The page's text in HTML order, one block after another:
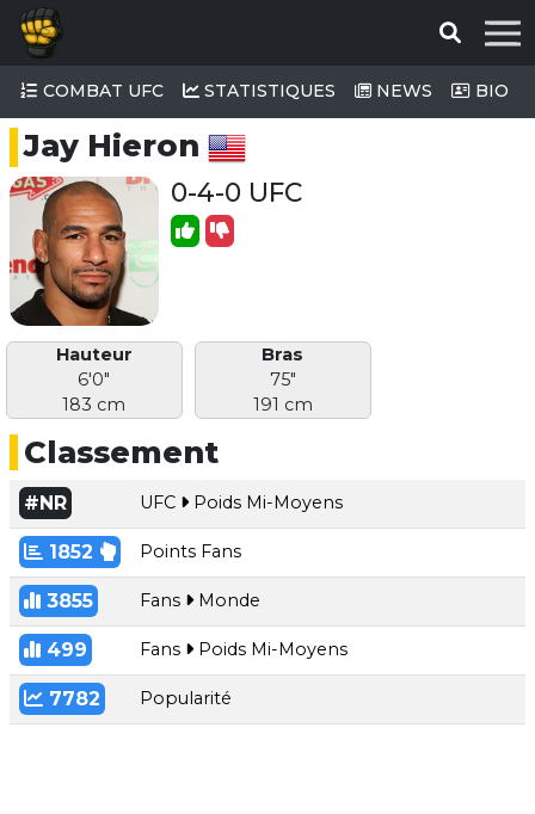
COMBAT UFC STATISTIQUES NEWS BIO
Jay Hieron
0-4-0 UFC
Hauteur
6'0"
183 cm
Bras
75"
191 cm
Classement
#NR UFC Poids Mi-Moyens
1852 Points Fans
3855 Fans Monde
499 Fans Poids Mi-Moyens
7782 Popularité